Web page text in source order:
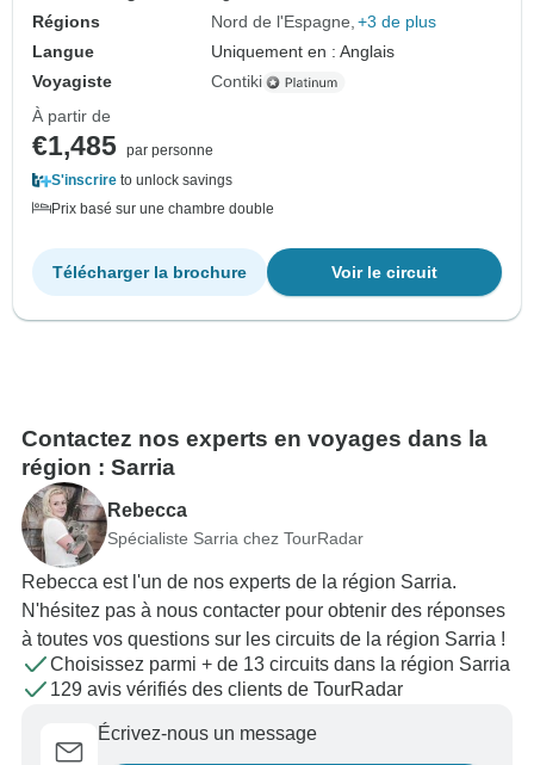
Régions
Nord de l'Espagne +3 de plus
Langue
Uniquement en : Anglais
Voyagiste
Contiki
À partir de
€1,485 par personne
S'inscrire to unlock savings
Prix basé sur une chambre double
Voir le circuit
Télécharger la brochure
Contactez nos experts en voyages dans la
région : Sarria
Rebecca
Spécialiste Sarria chez TourRadar
Rebecca est l'un de nos experts de la région Sarria.
N'hésitez pas à nous contacter pour obtenir des réponses
à toutes vos questions sur les circuits de la région Sarria !
Choisissez parmi + de 13 circuits dans la région Sarria
129 avis vérifiés des clients de TourRadar
Écrivez-nous un message